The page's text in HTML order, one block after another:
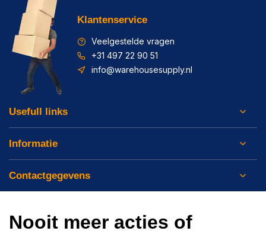
Klantenservice
Veelgestelde vragen
+31 497 22 90 51
info@warehousesupply.nl
Usefull links
Informatie
Contactgegevens
Nooit meer acties of